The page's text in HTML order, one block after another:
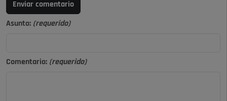
Enviar comentario
Asunto: (requerido)
Comentario: (requerido)